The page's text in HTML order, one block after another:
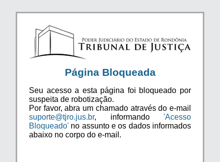
Página Bloqueada
Seu acesso a esta página foi bloqueado por
suspeita de robotização.
Por favor, abra um chamado através do e-mail
suporte@tjro.jus.br, informando 'Acesso
Bloqueado' no assunto e os dados informados
abaixo no corpo do e-mail.